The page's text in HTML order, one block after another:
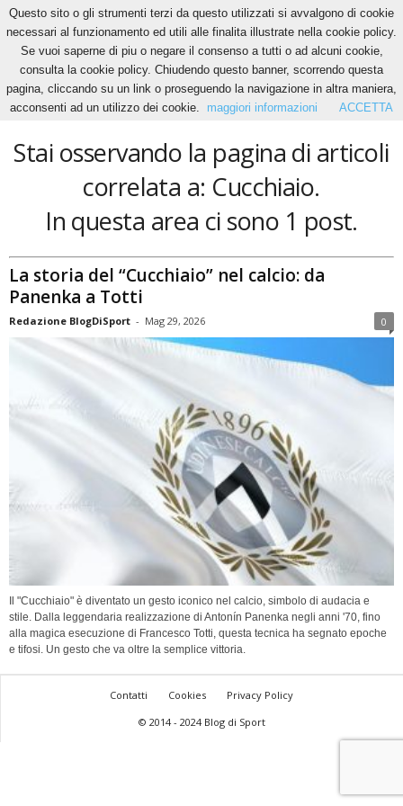
Home Tags Cucchiaio
Cucchiaio
Stai osservando la pagina di articoli
correlata a: Cucchiaio.
In questa area ci sono 1 post.
La storia del “Cucchiaio” nel calcio: da
Panenka a Totti
Redazione BlogDiSport - Mag 29, 2026 0
Il "Cucchiaio" è diventato un gesto iconico nel calcio, simbolo di audacia e
stile. Dalla leggendaria realizzazione di Antonín Panenka negli anni '70, fino
alla magica esecuzione di Francesco Totti, questa tecnica ha segnato epoche
e tifosi. Un gesto che va oltre la semplice vittoria.
Contatti Cookies
Privacy Policy
© 2014 - 2024 Blog di Sport
Questo sito o gli strumenti terzi da questo utilizzati si avvalgono di cookie
necessari al funzionamento ed utili alle finalita illustrate nella cookie policy.
Se vuoi saperne di piu o negare il consenso a tutti o ad alcuni cookie,
consulta la cookie policy. Chiudendo questo banner, scorrendo questa
pagina, cliccando su un link o proseguendo la navigazione in altra maniera,
acconsenti ad un utilizzo dei cookie.
maggiori informazioni ACCETTA